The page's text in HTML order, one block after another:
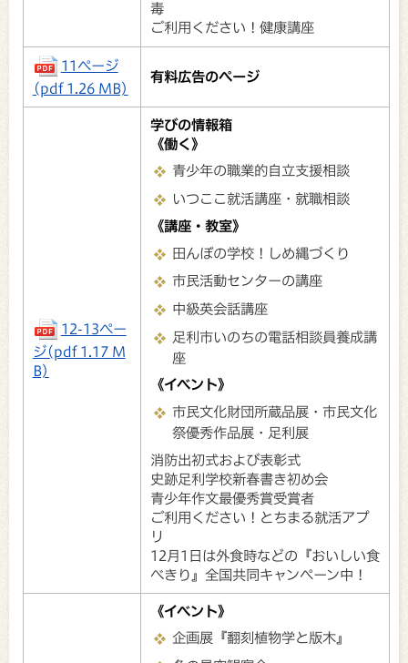
毒
ご利用ください！健康講座
11ページ
(pdf 1.26 MB)
有料広告のページ
12-13ペー
ジ(pdf 1.17 M
B)
学びの情報箱
《働く》
青少年の職業的自立支援相談
いつここ就活講座・就職相談
《講座・教室》
田んぼの学校！しめ縄づくり
市民活動センターの講座
中級英会話講座
足利市いのちの電話相談員養成講
座
《イベント》
市民文化財団所蔵品展・市民文化
祭優秀作品展・足利展
消防出初式および表彰式
史跡足利学校新春書き初め会
青少年作文最優秀賞受賞者
ご利用ください！とちまる就活アプ
リ
12月1日は外食時などの『おいしい食
べきり』全国共同キャンペーン中！
《イベント》
企画展『翻刻植物学と版木』